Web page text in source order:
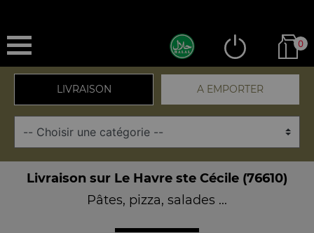
0
LIVRAISON A EMPORTER
Livraison sur Le Havre ste Cécile (76610)
Pâtes, pizza, salades ...